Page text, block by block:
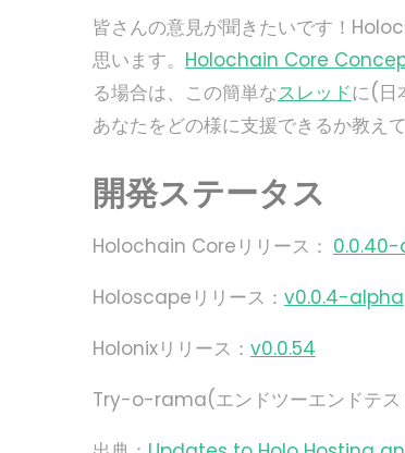
皆さんの意見が聞きたいです！
思います。 Holochain Core
る場合は、この簡単なスレッドに(日
あなたをどの様に支援できるか教え
開発ステータス
Holochain Coreリリース： 0.0.40-
Holoscapeリリース： v0.0.4-alpha
Holonixリリース： v0.0.54
Try-o-rama(エンドツーエンドテス